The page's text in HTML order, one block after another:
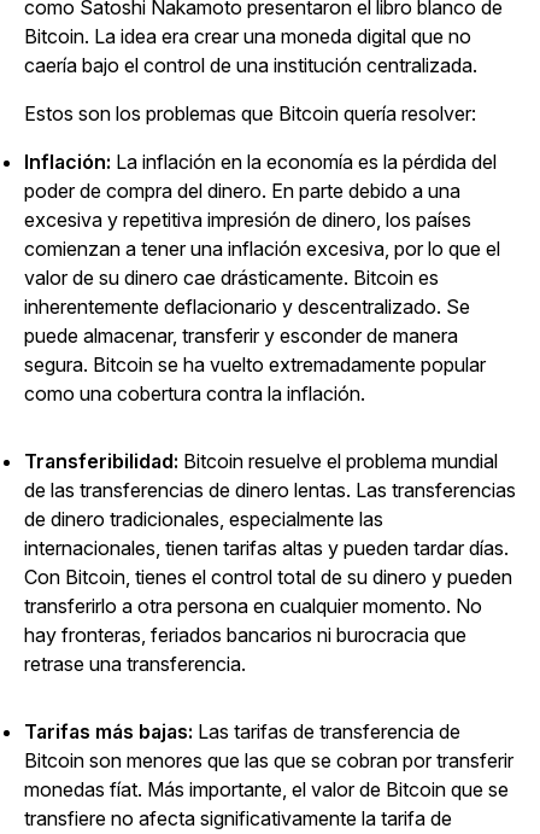
como Satoshi Nakamoto presentaron el libro blanco de
Bitcoin. La idea era crear una moneda digital que no
caería bajo el control de una institución centralizada.
Estos son los problemas que Bitcoin quería resolver:
Inflación: La inflación en la economía es la pérdida del
poder de compra del dinero. En parte debido a una
excesiva y repetitiva impresión de dinero, los países
comienzan a tener una inflación excesiva, por lo que el
valor de su dinero cae drásticamente. Bitcoin es
inherentemente deflacionario y descentralizado. Se
puede almacenar, transferir y esconder de manera
segura. Bitcoin se ha vuelto extremadamente popular
como una cobertura contra la inflación.
Transferibilidad: Bitcoin resuelve el problema mundial
de las transferencias de dinero lentas. Las transferencias
de dinero tradicionales, especialmente las
internacionales, tienen tarifas altas y pueden tardar días.
Con Bitcoin, tienes el control total de su dinero y pueden
transferirlo a otra persona en cualquier momento. No
hay fronteras, feriados bancarios ni burocracia que
retrase una transferencia.
Tarifas más bajas: Las tarifas de transferencia de
Bitcoin son menores que las que se cobran por transferir
monedas fíat. Más importante, el valor de Bitcoin que se
transfiere no afecta significativamente la tarifa de